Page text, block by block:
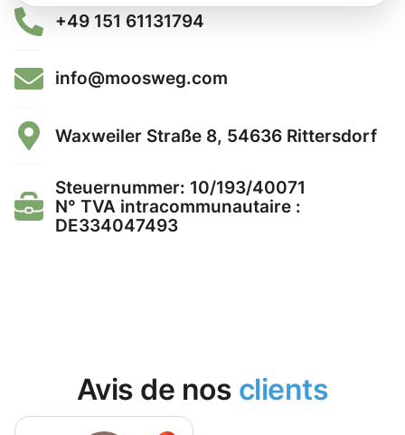
+49 151 61131794
info@moosweg.com
Waxweiler Straße 8, 54636 Rittersdorf
Steuernummer: 10/193/40071
N° TVA intracommunautaire :
DE334047493
Avis de nos clients